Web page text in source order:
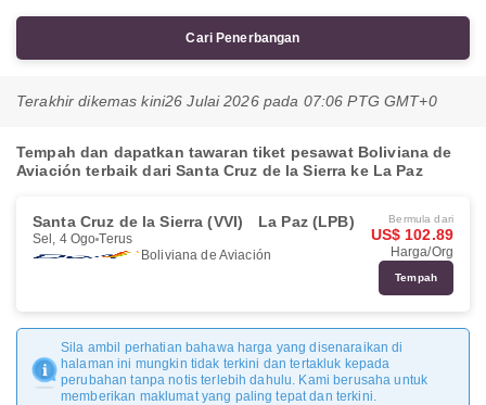
Cari Penerbangan
Terakhir dikemas kini26 Julai 2026 pada 07:06 PTG GMT+0
Tempah dan dapatkan tawaran tiket pesawat Boliviana de
Aviación terbaik dari Santa Cruz de la Sierra ke La Paz
Santa Cruz de la Sierra (VVI) La Paz (LPB)
Sel, 4 Ogo Terus
Boliviana de Aviación
Bermula dari
US$ 102.89
Harga/Org
Tempah
Sila ambil perhatian bahawa harga yang disenaraikan di
halaman ini mungkin tidak terkini dan tertakluk kepada
perubahan tanpa notis terlebih dahulu. Kami berusaha untuk
memberikan maklumat yang paling tepat dan terkini.